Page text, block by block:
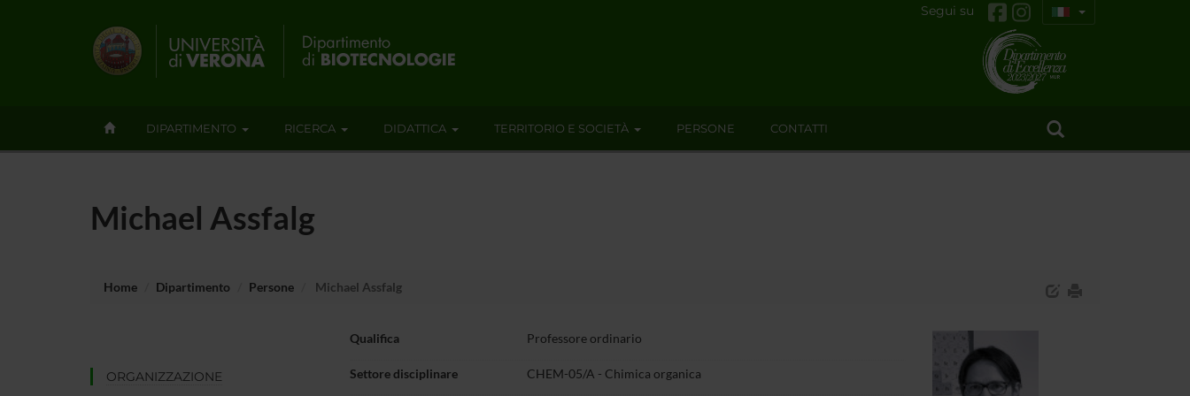
Segui su
DIPARTIMENTO RICERCA DIDATTICA TERRITORIO E SOCIETÀ PERSONE CONTATTI
Michael Assfalg
Home Dipartimento Persone Michael Assfalg
ORGANIZZAZIONE
Qualifica Professore ordinario
Settore disciplinare CHEM-05/A - Chimica organica